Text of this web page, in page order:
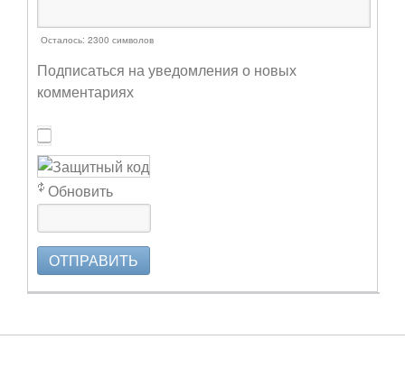
Осталось: 2300 символов
Подписаться на уведомления о новых
комментариях
Обновить
ОТПРАВИТЬ